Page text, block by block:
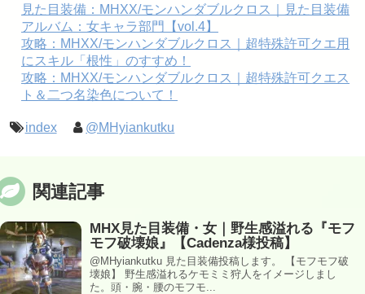
見た目装備：MHXX/モンハンダブルクロス｜見た目装備
アルバム：女キャラ部門【vol.4】
攻略：MHXX/モンハンダブルクロス｜超特殊許可クエ用
にスキル「根性」のすすめ！
攻略：MHXX/モンハンダブルクロス｜超特殊許可クエス
ト＆二つ名染色について！
index @MHyiankutku
関連記事
MHX見た目装備・女｜野生感溢れる『モフ
モフ破壊娘』【Cadenza様投稿】
@MHyiankutku 見た目装備投稿します。 【モフモフ破
壊娘】 野生感溢れるケモミミ狩人をイメージしまし
た。頭・腕・腰のモフモ...